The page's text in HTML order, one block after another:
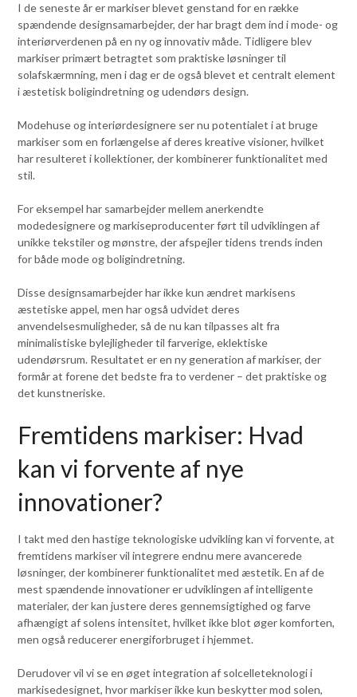
I de seneste år er markiser blevet genstand for en række
spændende designsamarbejder, der har bragt dem ind i mode- og
interiørverdenen på en ny og innovativ måde. Tidligere blev
markiser primært betragtet som praktiske løsninger til
solafskærmning, men i dag er de også blevet et centralt element
i æstetisk boligindretning og udendørs design.
Modehuse og interiørdesignere ser nu potentialet i at bruge
markiser som en forlængelse af deres kreative visioner, hvilket
har resulteret i kollektioner, der kombinerer funktionalitet med
stil.
For eksempel har samarbejder mellem anerkendte
modedesignere og markiseproducenter ført til udviklingen af
unikke tekstiler og mønstre, der afspejler tidens trends inden
for både mode og boligindretning.
Disse designsamarbejder har ikke kun ændret markisens
æstetiske appel, men har også udvidet deres
anvendelsesmuligheder, så de nu kan tilpasses alt fra
minimalistiske bylejligheder til farverige, eklektiske
udendørsrum. Resultatet er en ny generation af markiser, der
formår at forene det bedste fra to verdener – det praktiske og
det kunstneriske.
Fremtidens markiser: Hvad
kan vi forvente af nye
innovationer?
I takt med den hastige teknologiske udvikling kan vi forvente, at
fremtidens markiser vil integrere endnu mere avancerede
løsninger, der kombinerer funktionalitet med æstetik. En af de
mest spændende innovationer er udviklingen af intelligente
materialer, der kan justere deres gennemsigtighed og farve
afhængigt af solens intensitet, hvilket ikke blot øger komforten,
men også reducerer energiforbruget i hjemmet.
Derudover vil vi se en øget integration af solcelleteknologi i
markisedesignet, hvor markiser ikke kun beskytter mod solen,